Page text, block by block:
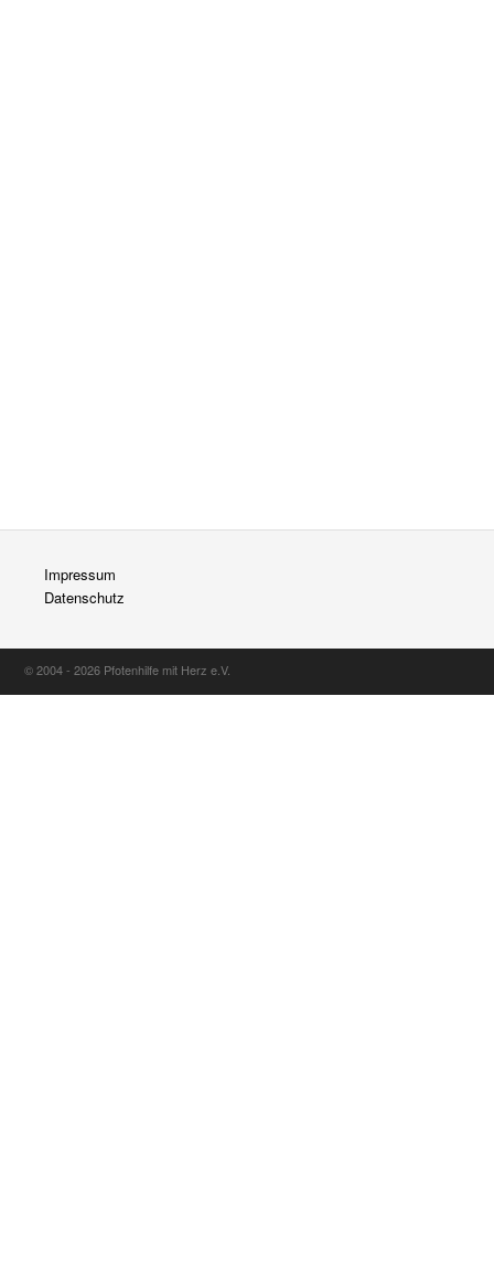
Impressum
Datenschutz
© 2004 - 2026 Pfotenhilfe mit Herz e.V.